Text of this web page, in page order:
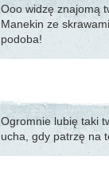
Ooo widzę znajomą
Manekin ze
podoba!
Ogromnie lubię taki
ucha, gdy patrzę na